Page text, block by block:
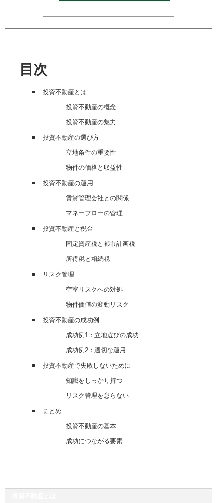
目次
投資不動産とは
投資不動産の概念
投資不動産の魅力
投資不動産の選び方
立地条件の重要性
物件の価格と収益性
投資不動産の運用
賃貸管理会社との関係
マネーフローの管理
投資不動産と税金
固定資産税と都市計画税
所得税と相続税
リスク管理
空室リスクへの対処
物件価値の変動リスク
投資不動産の成功例
成功例1：立地選びの成功
成功例2：適切な運用
投資不動産で失敗しないために
知識をしっかり持つ
リスク管理を怠らない
まとめ
投資不動産の基本
成功につながる要素